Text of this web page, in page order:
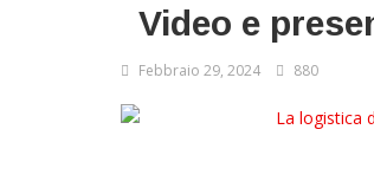
Video e
Febbraio 29, 2024 880